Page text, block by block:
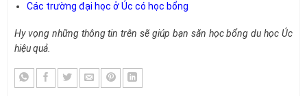
Các trường đại học ở Úc có học bổng
Hy vọng những thông tin trên sẽ giúp bạn săn học bổng du học Úc
hiệu quả.